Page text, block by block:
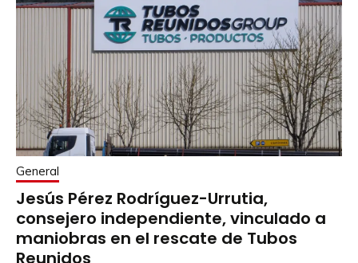
General
Jesús Pérez Rodríguez-Urrutia,
consejero independiente, vinculado a
maniobras en el rescate de Tubos
Reunidos